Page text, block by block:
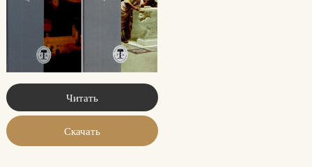
Читать
Скачать